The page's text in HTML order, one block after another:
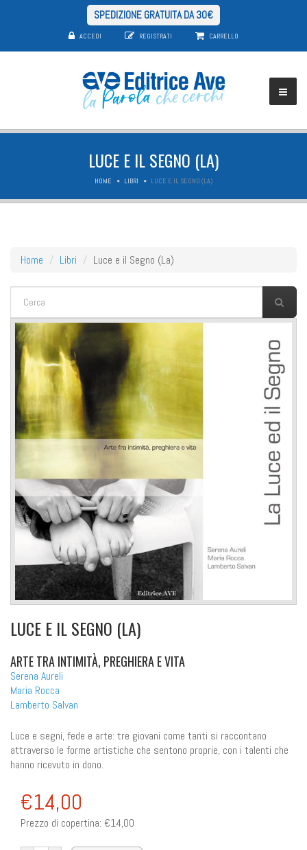
SPEDIZIONE GRATUITA DA 30€
ACCEDI REGISTRATI CARRELLO
LUCE E IL SEGNO (LA)
HOME LIBRI LUCE E IL SEGNO (LA)
Home Libri Luce e il Segno (La)
FORM DI RICERCA
LUCE E IL SEGNO (LA)
ARTE TRA INTIMITÀ, PREGHIERA E VITA
Serena Aureli
Maria Rocca
Lamberto Salvan
Luce e segni, fede e arte: tre giovani come tanti si raccontano
attraverso le forme artistiche che sentono proprie, con i talenti che
hanno ricevuto in dono.
€14,00
Prezzo di copertina: €14,00